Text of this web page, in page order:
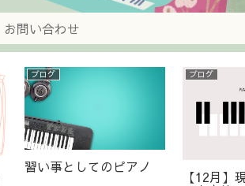
お問い合わせ
ブログ
【3月】レッスン空き枠
ブログ
4月から